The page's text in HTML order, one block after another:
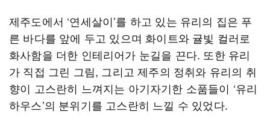
제주도에서 ‘연세살이’를 하고 있는 유리의 집은 푸
른 바다를 앞에 두고 있으며 화이트와 귤빛 컬러로
화사함을 더한 인테리어가 눈길을 끈다. 또한 유리
가 직접 그린 그림, 그리고 제주의 정취와 유리의 취
향이 고스란히 느껴지는 아기자기한 소품들이 ‘유리
하우스’의 분위기를 고스란히 느낄 수 있었다.